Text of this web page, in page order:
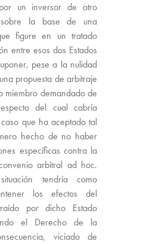
un inversor de otro
sobre la base de una
figure en un tratado
entre esos dos Estados
pese a la nulidad
propuesta de arbitraje
miembro demandado de
del cual cabría
que ha aceptado tal
hecho de no haber
específicas contra la
arbitral ad hoc.
tendría como
los efectos del
por dicho Estado
el Derecho de la
viciado de